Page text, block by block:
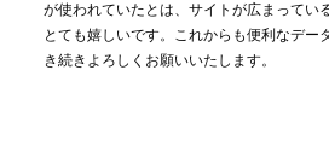
が使われていたとは、サイトが広まってい
とても嬉しいです。これからも便利なデー
き続きよろしくお願いいたします。